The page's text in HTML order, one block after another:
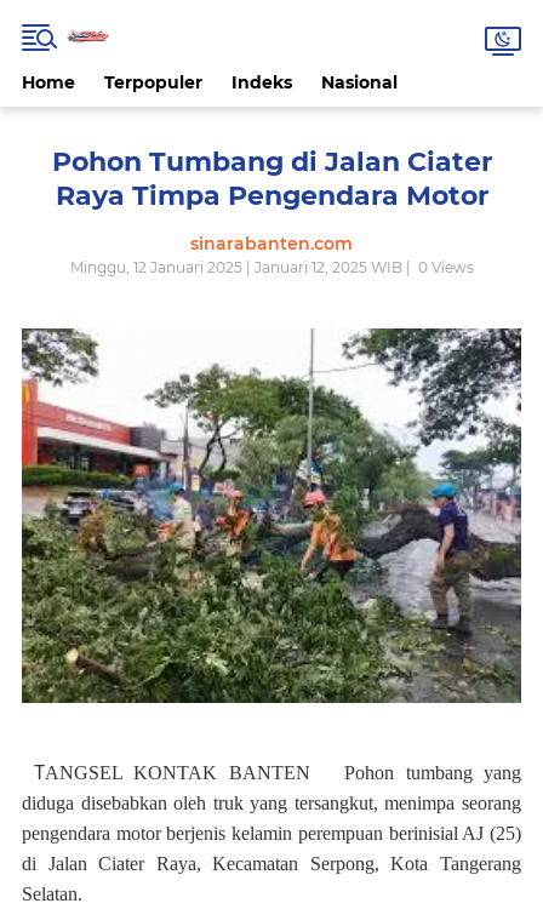
Home Terpopuler Indeks Nasional
Pohon Tumbang di Jalan Ciater
Raya Timpa Pengendara Motor
sinarabanten.com
Minggu, 12 Januari 2025 | Januari 12, 2025 WIB | 0Views
TANGSEL KONTAK BANTEN Pohon tumbang yang
diduga disebabkan oleh truk yang tersangkut, menimpa seorang
pengendara motor berjenis kelamin perempuan berinisial AJ (25)
di Jalan Ciater Raya, Kecamatan Serpong, Kota Tangerang
Selatan.